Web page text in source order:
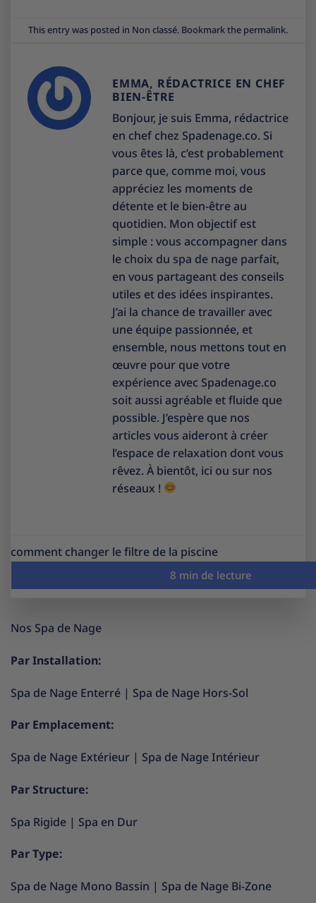
This entry was posted in Non classé. Bookmark the permalink.
EMMA, RÉDACTRICE EN CHEF
BIEN-ÊTRE
Bonjour, je suis Emma, rédactrice
en chef chez Spadenage.co. Si
vous êtes là, c’est probablement
parce que, comme moi, vous
appréciez les moments de
détente et le bien-être au
quotidien. Mon objectif est
simple : vous accompagner dans
le choix du spa de nage parfait,
en vous partageant des conseils
utiles et des idées inspirantes.
J’ai la chance de travailler avec
une équipe passionnée, et
ensemble, nous mettons tout en
œuvre pour que votre
expérience avec Spadenage.co
soit aussi agréable et fluide que
possible. J’espère que nos
articles vous aideront à créer
l’espace de relaxation dont vous
rêvez. À bientôt, ici ou sur nos
réseaux !
comment changer le filtre de la piscine
Nos Spa de Nage
Par Installation:
Spa de Nage Enterré | Spa de Nage Hors-Sol
Par Emplacement:
Spa de Nage Extérieur | Spa de Nage Intérieur
Par Structure:
Spa Rigide | Spa en Dur
Par Type:
Spa de Nage Mono Bassin | Spa de Nage Bi-Zone